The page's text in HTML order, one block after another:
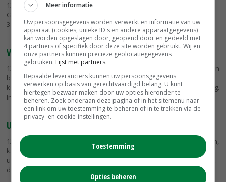
13-04-2019
- Melkveehouder Wim Vedder uit het Drentse
Gasselternijveenschemond gebruikt dit jaar een nieuw maisras: LG
31.207. 'Als het goed uitpakt, heb je als eerste iets nieuws.'
Vroege maisrassen populair vanwege vanggewas
13-04-2019
- Droog en schraal weer en vooral de koude nachten doen
boeren wachten. De grondtemperatuur is op veel plaatsen nog te
koud voor de kieming van de maiszaden. Ook is hiervoor vocht nodig.
In...
Ultravroeg ras houdt dasschade beperkt
12-02-2019
- In gebieden waar dassen schade aan mais veroorzaken,
kan het verstandig zijn om op een deel van het perceel een
ultravroeg maisras te zaaien. Hierdoor blijft de dassenschade tot dit
deel...
Meer informatie
Uw persoonsgegevens worden verwerkt en informatie van uw
apparaat (cookies, unieke ID's en andere apparaatgegevens)
kan worden opgeslagen door, geopend door en gedeeld met
4 partners of specifiek door deze site worden gebruikt. Wij en
onze partners kunnen precieze geolocatiegegevens
gebruiken. Lijst met partners.
Bepaalde leveranciers kunnen uw persoonsgegevens
verwerken op basis van gerechtvaardigd belang. U kunt
hiertegen bezwaar maken door uw opties hieronder te
beheren. Zoek onderaan deze pagina of in het sitemenu naar
een link om uw toestemming te beheren of in te trekken via de
privacy- en cookie-instellingen.
Toestemming
Opties beheren